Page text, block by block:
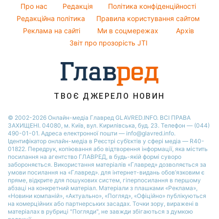
Напої
Святкове меню
Погода на завтра
Пилова буря
Про нас Редакція
Політика конфіденційності
Редакційна політика
Правила користування сайтом
Реклама на сайті
Ми в соцмережах
Архів
Звіт про прозорість JTI
ТВОЄ ДЖЕРЕЛО НОВИН
© 2002-2026 Онлайн-медіа Главред GLAVRED.INFO. ВСІ ПРАВА
ЗАХИЩЕНІ. 04080, м. Київ, вул. Кирилівська, буд. 23. Телефон — (044)
490-01-01. Адреса електронної пошти — info@glavred.info.
Ідентифікатор онлайн-медіа в Реєстрі суб’єктів у сфері медіа — R40-
01822. Передрук, копіювання або відтворення інформації, яка містить
посилання на агентство ГЛАВРЕД, в будь-якій формi суворо
забороняється. Використання матеріалів «Главред» дозволяється за
умови посилання на «Главред». для інтернет-видань обов’язковим є
пряме, відкрите для пошукових систем, гіперпосилання в першому
абзаці на конкретний матеріал. Матеріали з плашками «Реклама»,
«Новини компаній», «Актуально», «Погляд», «Офіційно» публікуються
на комерційних або партнерських засадах. Точки зору, виражені в
матеріалах в рубриці "Погляди", не завжди збігаються з думкою